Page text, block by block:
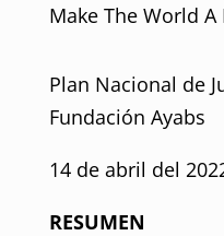
Make The World A
Plan Nacional de
Fundación Ayabs
14 de abril del
RESUMEN